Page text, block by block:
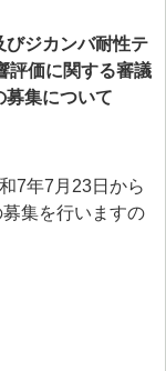
（50音順）
ル
びジカンバ耐性テ
評価に関する審議
募集について
7年7月23日から
集を行いますの